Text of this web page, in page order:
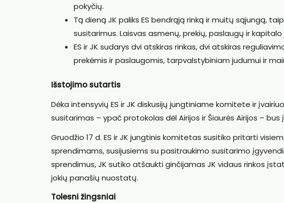
pokyčių.
Tą dieną JK paliks ES bendrąją rinką ir muitų sąjungą,
susitarimus. Laisvas asmenų, prekių, paslaugų ir kapitalo
ES ir JK sudarys dvi atskiras rinkas, dvi atskiras
prekėmis ir paslaugomis, tarpvalstybiniam judumui ir
Išstojimo sutartis
Dėka intensyvių ES ir JK diskusijų jungtiniame komitete ir
susitarimas – ypač protokolas dėl Airijos ir Šiaurės Airijos – bus
Gruodžio 17 d. ES ir JK jungtinis komitetas susitiko pritarti
sprendimams, susijusiems su pasitraukimo susitarimo
sprendimus, JK sutiko atšaukti ginčijamas JK vidaus rinkos
jokių panašių nuostatų.
Tolesni žingsniai